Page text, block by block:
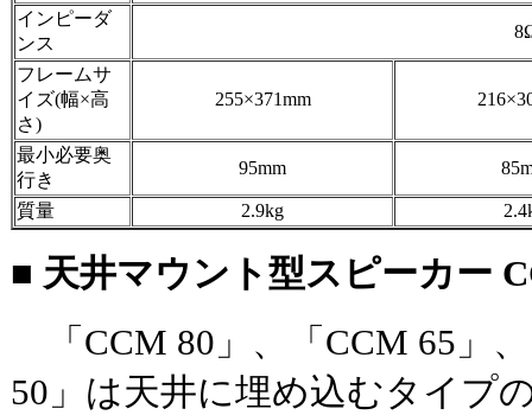
インピーダ
ンス
フレームサ
イズ(幅×高
さ)
255×371mm
最小必要奥
行き
95mm
質量 2.9kg
■ 天井マウント型スピーカー
「CCM 80」、「CCM 65」
50」は天井に埋め込むタイプ